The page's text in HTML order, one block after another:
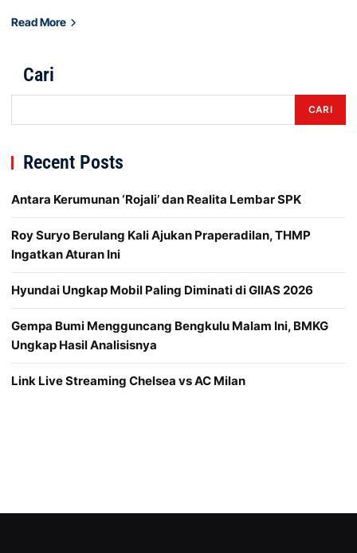
Read More
Cari
CARI
Recent Posts
Antara Kerumunan ‘Rojali’ dan Realita Lembar SPK
Roy Suryo Berulang Kali Ajukan Praperadilan, THMP
Ingatkan Aturan Ini
Hyundai Ungkap Mobil Paling Diminati di GIIAS 2026
Gempa Bumi Mengguncang Bengkulu Malam Ini, BMKG
Ungkap Hasil Analisisnya
Link Live Streaming Chelsea vs AC Milan